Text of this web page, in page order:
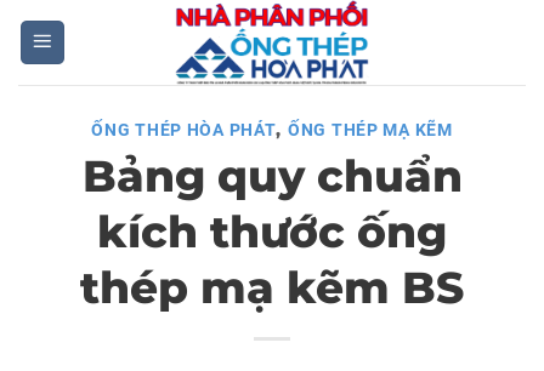
Skip
content
ỐNG THÉP HÒA PHÁT, ỐNG THÉP MẠ KẼM
Bảng quy chuẩn
kích thước ống
thép mạ kẽm BS